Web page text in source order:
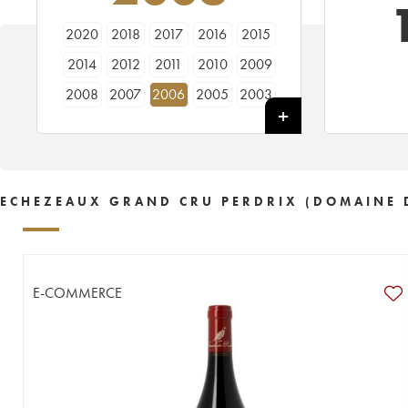
2020 2018 2017 2016
2015
2014
2012 2011 2010
2009
2008
2007 2006 2005
2003
ECHEZEAUX GRAND CRU PERDRIX (DOMAINE
E-COMMERCE